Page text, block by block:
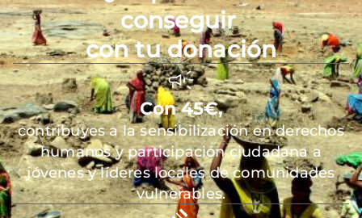
conseguir
con tu donación
Con 45€,
contribuyes a la sensibilización en derechos
humanos y participación ciudadana a
jóvenes y líderes locales de comunidades
vulnerables.